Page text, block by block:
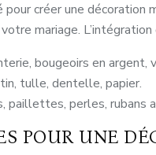
créer une
mariage.
bougeoirs en argent,
tulle, dentelle, papier.
paillettes, perles, rubans
POUR UNE